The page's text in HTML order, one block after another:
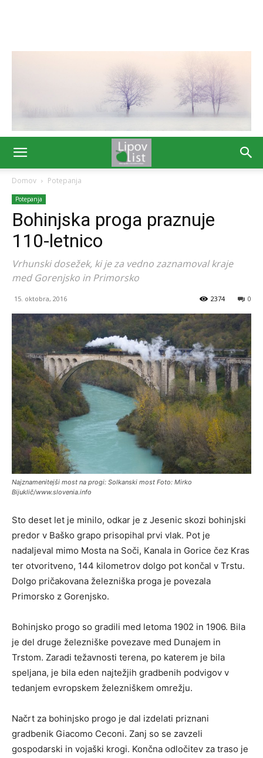
Domov Potepanja
Potepanja
Bohinjska proga praznuje
110-letnico
Vrhunski dosežek, ki je za vedno zaznamoval kraje
med Gorenjsko in Primorsko
15. oktobra, 2016 0
2374
Najznamenitejši most na progi: Solkanski most Foto: Mirko
Bijuklič/www.slovenia.info
Sto deset let je minilo, odkar je z Jesenic skozi bohinjski
predor v Baško grapo prisopihal prvi vlak. Pot je
nadaljeval mimo Mosta na Soči, Kanala in Gorice čez Kras
ter otvoritveno, 144 kilometrov dolgo pot končal v Trstu.
Dolgo pričakovana železniška proga je povezala
Primorsko z Gorenjsko.
Bohinjsko progo so gradili med letoma 1902 in 1906. Bila
je del druge železniške povezave med Dunajem in
Trstom. Zaradi težavnosti terena, po katerem je bila
speljana, je bila eden najtežjih gradbenih podvigov v
tedanjem evropskem železniškem omrežju.
Načrt za bohinjsko progo je dal izdelati priznani
gradbenik Giacomo Ceconi. Zanj so se zavzeli
gospodarski in vojaški krogi. Končna odločitev za traso je